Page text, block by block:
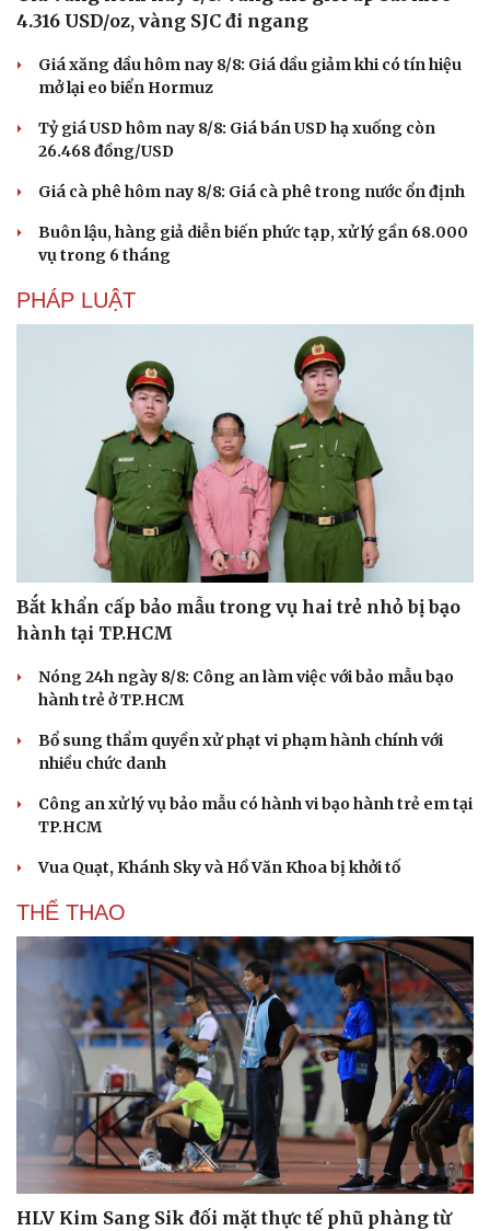
Du lịch
Tư vấn
Podcast
Cửa sổ tình yêu
Kể chuyện cho bé
Hạt giống tâm hồn
4.316 USD/oz, vàng SJC đi ngang
Giá xăng dầu hôm nay 8/8: Giá dầu giảm khi có tín hiệu
mở lại eo biển Hormuz
Tỷ giá USD hôm nay 8/8: Giá bán USD hạ xuống còn
26.468 đồng/USD
Giá cà phê hôm nay 8/8: Giá cà phê trong nước ổn định
Buôn lậu, hàng giả diễn biến phức tạp, xử lý gần 68.000
vụ trong 6 tháng
PHÁP LUẬT
Bắt khẩn cấp bảo mẫu trong vụ hai trẻ nhỏ bị bạo
hành tại TP.HCM
Nóng 24h ngày 8/8: Công an làm việc với bảo mẫu bạo
hành trẻ ở TP.HCM
Bổ sung thẩm quyền xử phạt vi phạm hành chính với
nhiều chức danh
Công an xử lý vụ bảo mẫu có hành vi bạo hành trẻ em tại
TP.HCM
Vua Quạt, Khánh Sky và Hồ Văn Khoa bị khởi tố
THỂ THAO
HLV Kim Sang Sik đối mặt thực tế phũ phàng từ